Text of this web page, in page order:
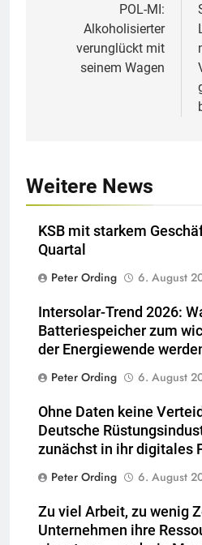
POL-MI:
Alkoholisierter
verunglückt mit
seinem Wagen
Weitere News
KSB mit starkem
Quartal
Peter Ording
6. August
Intersolar-Trend 2026:
Batteriespeicher zum
der Energiewende
Peter Ording
6. August
Ohne Daten keine
Deutsche
zunächst in ihr digitales
Peter Ording
6. August
Zu viel Arbeit, zu wenig
Unternehmen ihre